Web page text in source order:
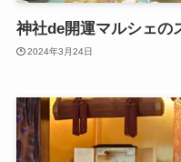
神社de開運マルシェの
2024年3月24日